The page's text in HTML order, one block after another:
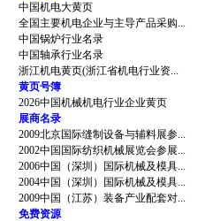
中国机电大黄页
全国主要机电企业与主导产品采购...
中国锅炉行业名录
中国轴承行业名录
浙江机电黄页(浙江省机电行业资...
黄页号簿
2026中国机械机电行业企业黄页
展商名录
2009北京国际缝制设备与辅料展参...
2002中国国际纺织机械展览会参展...
2006中国（深圳）国际机械及模具...
2004中国（深圳）国际机械及模具...
2009中国（江苏）装备产业配套对...
免费资源